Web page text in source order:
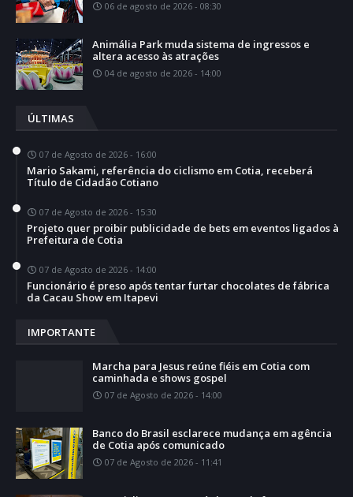
06 de agosto de 2026 - 08:30
Animália Park muda sistema de ingressos e
altera acesso às atrações
04 de agosto de 2026 - 14:00
ÚLTIMAS
07 de Agosto de 2026 - 16:00
Mario Sakami, referência do ciclismo em Cotia, receberá
Título de Cidadão Cotiano
07 de Agosto de 2026 - 15:30
Projeto quer proibir publicidade de bets em eventos ligados à
Prefeitura de Cotia
07 de Agosto de 2026 - 14:00
Funcionário é preso após tentar furtar chocolates de fábrica
da Cacau Show em Itapevi
IMPORTANTE
Marcha para Jesus reúne fiéis em Cotia com
caminhada e shows gospel
07 de Agosto de 2026 - 14:00
Banco do Brasil esclarece mudança em agência
de Cotia após comunicado
07 de Agosto de 2026 - 11:41